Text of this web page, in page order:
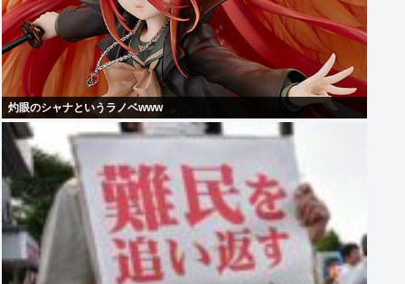
灼眼のシャナというラノベwww